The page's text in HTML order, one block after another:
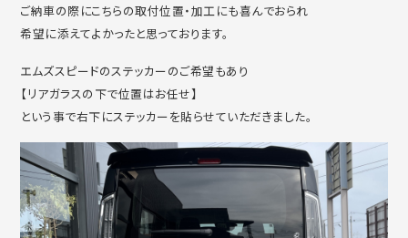
ご納車の際にこちらの取付位置・加工にも喜んでおられ
希望に添えてよかったと思っております。
エムズスピードのステッカーのご希望もあり
【リアガラスの下で位置はお任せ】
という事で右下にステッカーを貼らせていただきました。